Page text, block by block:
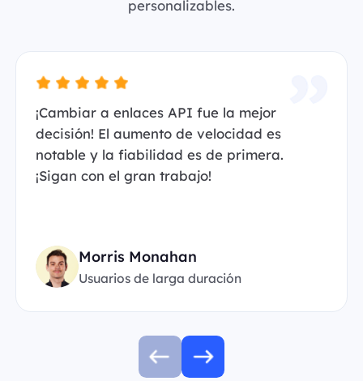
personalizables.
¡Cambiar a enlaces API fue la mejor
decisión! El aumento de velocidad es
notable y la fiabilidad es de primera.
¡Sigan con el gran trabajo!
Morris Monahan
Usuarios de larga duración